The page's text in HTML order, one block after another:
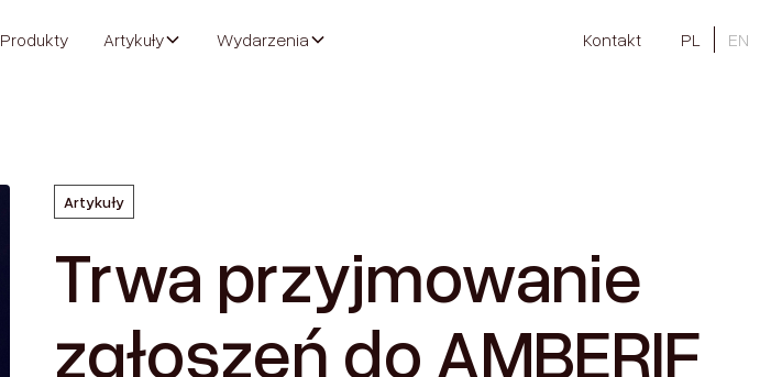
Produkty Artykuły Wydarzenia Kontakt PL EN
Artykuły
Trwa przyjmowanie
zgłoszeń do AMBERIF